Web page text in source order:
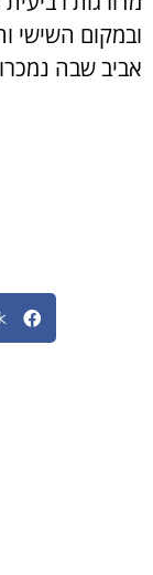
ובמקום השישי
אביב שבה נמכרו 283 דירות.